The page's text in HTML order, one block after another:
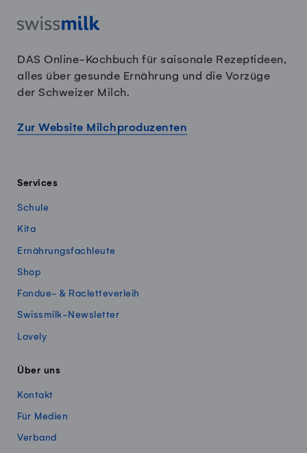
DAS Online-Kochbuch für saisonale Rezeptideen,
alles über gesunde Ernährung und die Vorzüge
der Schweizer Milch.
Zur Website Milchproduzenten
Services
Schule
Kita
Ernährungsfachleute
Shop
Fondue- & Racletteverleih
Swissmilk-Newsletter
Lovely
Über uns
Kontakt
Für Medien
Verband